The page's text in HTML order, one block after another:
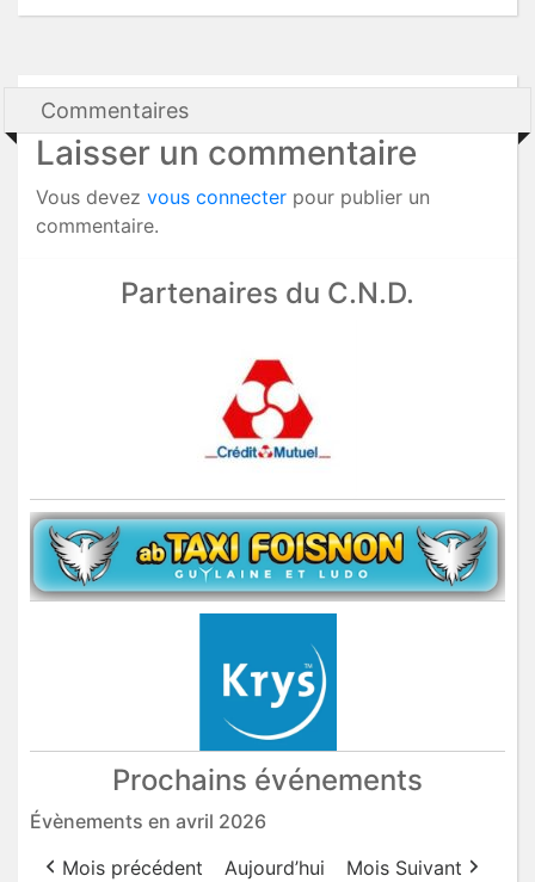
Commentaires
Laisser un commentaire
Vous devez vous connecter pour publier un
commentaire.
Partenaires du C.N.D.
Prochains événements
Évènements en avril 2026
Mois précédent
Aujourd’hui Mois Suivant